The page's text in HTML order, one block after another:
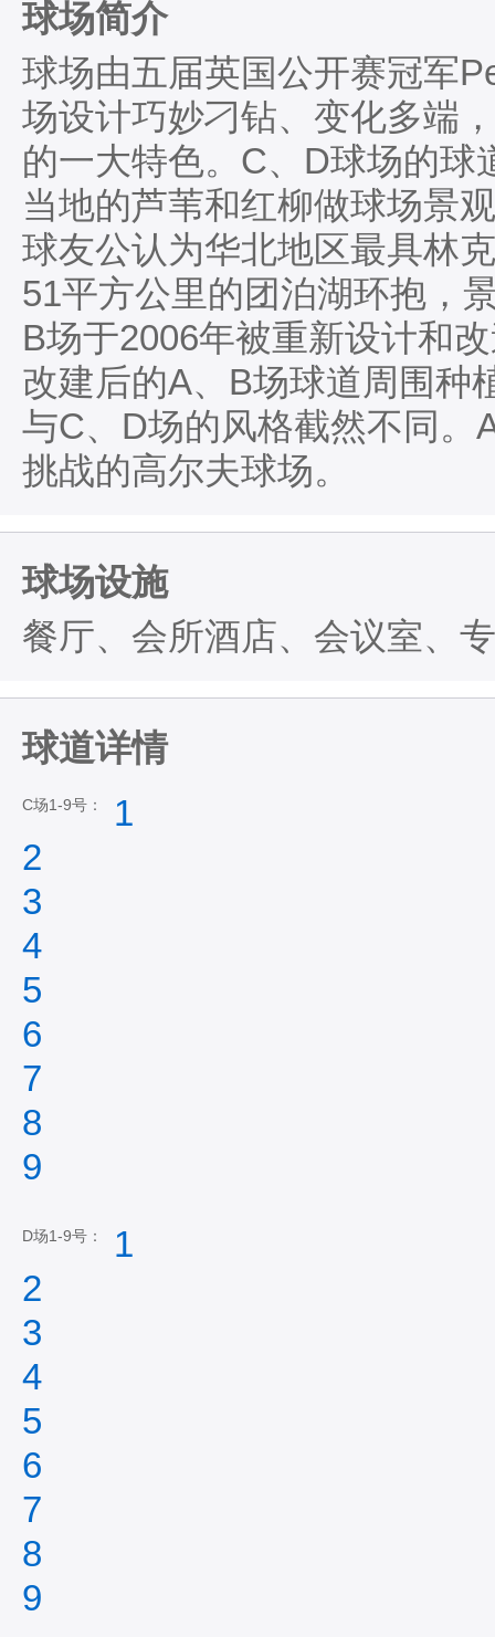
球场简介
球场由五届英国公开赛冠军
场设计巧妙刁钻、变化多端
的一大特色。C、D球场的
当地的芦苇和红柳做球场景
球友公认为华北地区最具林
51平方公里的团泊湖环抱
B场于2006年被重新设计和
改建后的A、B场球道周围种
与C、D场的风格截然不同。
挑战的高尔夫球场。
球场设施
餐厅、会所酒店、会议室、
球道详情
C场1-9号：
1
2
3
4
5
6
7
8
9
D场1-9号：
1
2
3
4
5
6
7
8
9